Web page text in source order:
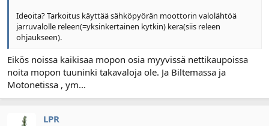
Ideoita? Tarkoitus käyttää sähköpyörän moottorin valolähtöä
jarruvalolle releen(=yksinkertainen kytkin) kera(siis releen
ohjaukseen).
Eikös noissa kaikisaa mopon osia myyvissä nettikaupoissa
noita mopon tuuninki takavaloja ole. Ja Biltemassa ja
Motonetissa , ym...
LPR